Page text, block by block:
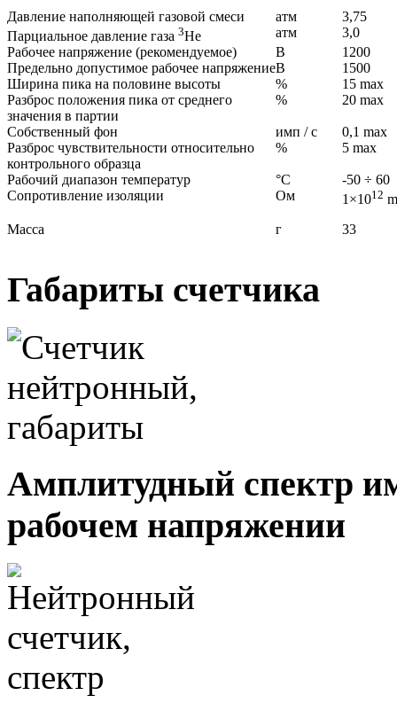
Давление наполняющей газовой смеси атм
3,75
Парциальное давление газа 3Не атм
3,0
Рабочее напряжение (рекомендуемое)
В
1200
Предельно допустимое рабочее напряжениеВ
1500
Ширина пика на половине высоты
%
15 max
Разброс положения пика от среднего
значения в партии
% 20 max
Собственный фон имп / с
0,1 max
Разброс чувствительности относительно
контрольного образца
% 5 max
Рабочий диапазон температур °С
-50 ÷ 60
Сопротивление изоляции
Ом 1×1012
Масса
г 33
Габариты счетчика
Амплитудный спектр
рабочем напряжении